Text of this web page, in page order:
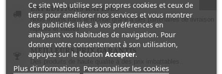
EXPEDITIONS RAPIDES
Nous livrons dans le monde grâce à des partenaires de livraison
rapides et fiables.
MEILLEURS PRIX GARANTIS
Des produits de haute qualité à des prix imbattables..
Ce site Web utilise ses propres cookies et ceux de
tiers pour améliorer nos services et vous montrer
des publicités liées à vos préférences en
analysant vos habitudes de navigation. Pour
donner votre consentement à son utilisation,
appuyez sur le bouton Accepter.
Plus d'informations Personnaliser les cookies